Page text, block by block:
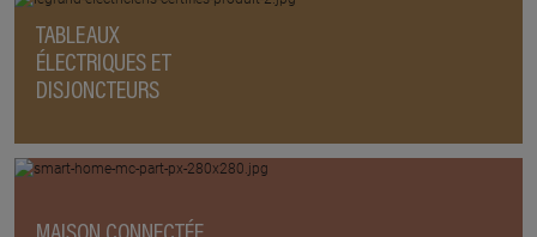
TABLEAUX
ÉLECTRIQUES ET
DISJONCTEURS